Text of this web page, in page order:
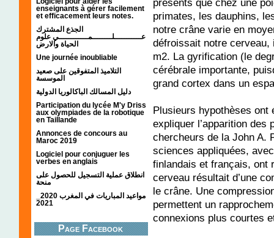
enseignants à gérer facilement
et efficacement leurs notes.
الجذع المشترك
عـــــــــــلــــــــمــــــــــــي علوم
الحياة والارض
Une journée inoubliable
التلاميذ المتفوقين على صعيد
الموسسة
دليل المسالك الباكالوريا الدولية
Participation du lycée M'y Driss
aux olympiades de la robotique
en Taillande
Annonces de concours au
Maroc 2019
Logiciel pour conjuguer les
verbes en anglais
انطلاق عملية التسجيل للحصول على
منحة
2021
Page Facebook
présents que chez une
primates, les dauphins,
notre crâne varie en
défroissait notre cerveau,
m2. La gyrification (le
cérébrale importante,
grand cortex dans un
Plusieurs hypothèses ont
expliquer l’apparition
chercheurs de la John A.
sciences appliquées,
finlandais et français, ont
cerveau résultait d’une
le crâne. Une
permettent un
connexions plus courtes